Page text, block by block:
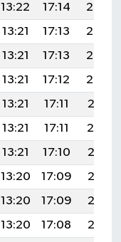
13:22 17:14
20:26
13:21 17:13
20:25
13:21 17:13
20:23
13:21 17:12
20:22
13:21 17:11
20:21
13:21 17:11
20:19
13:21 17:10
20:18
13:20 17:09
20:16
13:20 17:09
20:15
13:20 17:08
20:13